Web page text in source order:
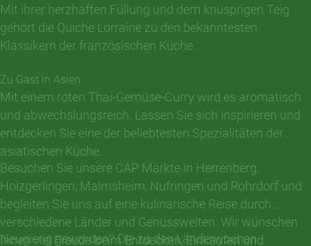
Mit ihrer herzhaften Füllung und dem knusprigen Teig
gehört die Quiche Lorraine zu den bekanntesten
Klassikern der französischen Küche.
Zu Gast in Asien
Mit einem roten Thai-Gemüse-Curry wird es aromatisch
und abwechslungsreich. Lassen Sie sich inspirieren und
entdecken Sie eine der beliebtesten Spezialitäten der
asiatischen Küche.
Besuchen Sie unsere CAP Märkte in Herrenberg,
Holzgerlingen, Malmsheim, Nufringen und Rohrdorf und
begleiten Sie uns auf eine kulinarische Reise durch
verschiedene Länder und Genusswelten. Wir wünschen
Ihnen viel Freude beim Entdecken, Einkaufen und
Neugierig geworden? Die zu den Länderwochen